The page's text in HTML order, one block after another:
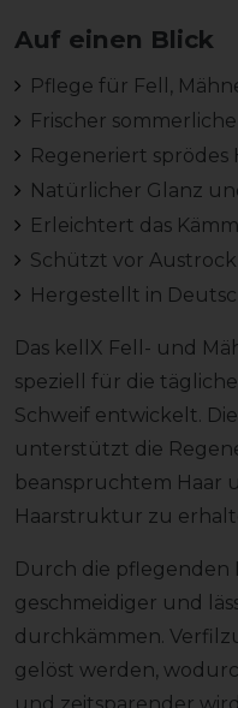
Auf einen Blick
Pflege für Fell,
Frischer
Regeneriert sprödes
Natürlicher Glanz
Erleichtert das
Schützt vor
Hergestellt in
Das kellX Fell- und
speziell für die
Schweif entwickelt.
unterstützt die
beanspruchtem Haar
Haarstruktur zu
Durch die pflegenden
geschmeidiger und
durchkämmen.
gelöst werden,
und zeitsparender